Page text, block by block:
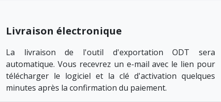
Livraison électronique
La livraison de l'outil d'exportation ODT sera
automatique. Vous recevrez un e-mail avec le lien pour
télécharger le logiciel et la clé d'activation quelques
minutes après la confirmation du paiement.